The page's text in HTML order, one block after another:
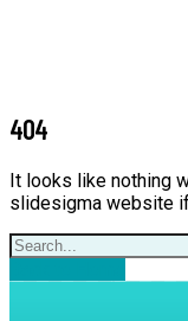
404
It looks like nothing
slidesigma website